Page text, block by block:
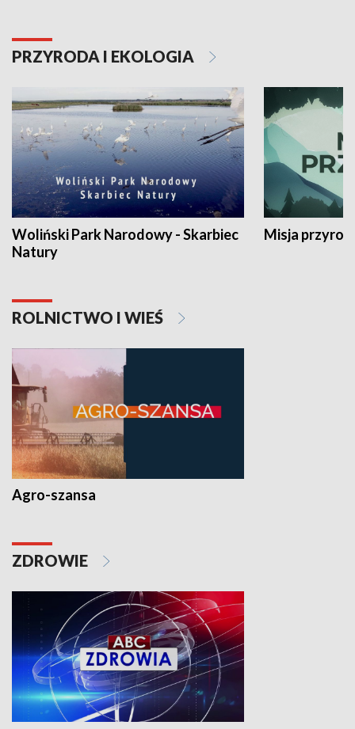
PRZYRODA I EKOLOGIA
Woliński Park Narodowy - Skarbiec
Natury
Misja
ROLNICTWO I WIEŚ
Agro-szansa
ZDROWIE